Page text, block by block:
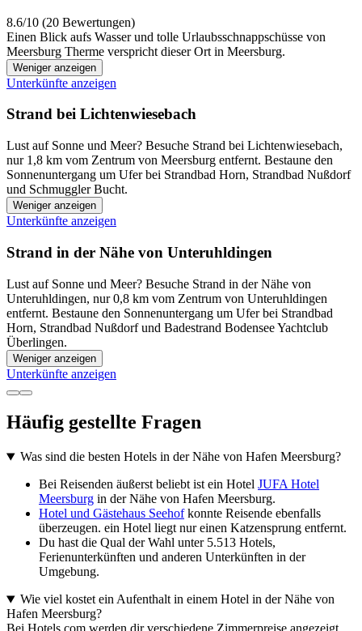
8.6/10 (20 Bewertungen)
Einen Blick aufs Wasser und tolle Urlaubsschnappschüsse von
Meersburg Therme verspricht dieser Ort in Meersburg.
Weniger anzeigen
Unterkünfte anzeigen
Strand bei Lichtenwiesebach
Lust auf Sonne und Meer? Besuche Strand bei Lichtenwiesebach,
nur 1,8 km vom Zentrum von Meersburg entfernt. Bestaune den
Sonnenuntergang um Ufer bei Strandbad Horn, Strandbad Nußdorf
und Schmuggler Bucht.
Weniger anzeigen
Unterkünfte anzeigen
Strand in der Nähe von Unteruhldingen
Lust auf Sonne und Meer? Besuche Strand in der Nähe von
Unteruhldingen, nur 0,8 km vom Zentrum von Unteruhldingen
entfernt. Bestaune den Sonnenuntergang um Ufer bei Strandbad
Horn, Strandbad Nußdorf und Badestrand Bodensee Yachtclub
Überlingen.
Weniger anzeigen
Unterkünfte anzeigen
Häufig gestellte Fragen
Was sind die besten Hotels in der Nähe von Hafen Meersburg?
Bei Reisenden äußerst beliebt ist ein Hotel JUFA Hotel
Meersburg in der Nähe von Hafen Meersburg.
Hotel und Gästehaus Seehofkonnte Reisende ebenfalls
überzeugen. ein Hotel liegt nur einen Katzensprung entfernt.
Du hast die Qual der Wahl unter 5.513 Hotels,
Ferienunterkünften und anderen Unterkünften in der
Umgebung.
Wie viel kostet ein Aufenthalt in einem Hotel in der Nähe von
Hafen Meersburg?